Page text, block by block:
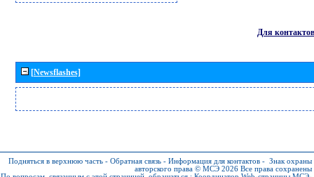
Для контактов
[Newsflashes]
Подняться в верхнюю часть - Обратная связь - Информация для контактов - Знак охраны
авторского права © МСЭ 2026 Все права сохранены